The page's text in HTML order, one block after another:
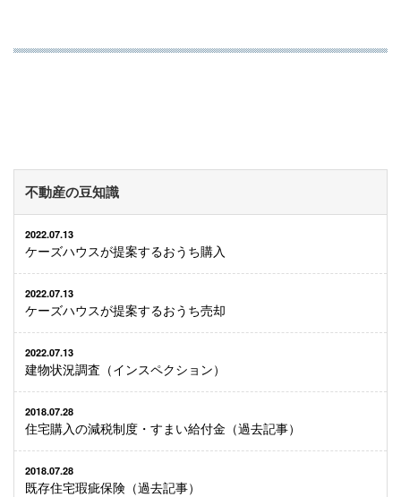
不動産の豆知識
2022.07.13
ケーズハウスが提案するおうち購入
2022.07.13
ケーズハウスが提案するおうち売却
2022.07.13
建物状況調査（インスペクション）
2018.07.28
住宅購入の減税制度・すまい給付金（過去記事）
2018.07.28
既存住宅瑕疵保険（過去記事）